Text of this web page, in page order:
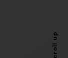
Scroll up